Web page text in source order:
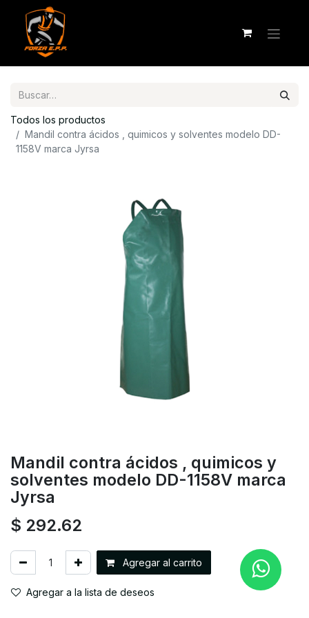
Todos los productos
Mandil contra ácidos , quimicos y solventes modelo DD-
1158V marca Jyrsa
Mandil contra ácidos , quimicos y
solventes modelo DD-1158V marca
Jyrsa
$ 292.62
Agregar al carrito
Agregar a la lista de deseos